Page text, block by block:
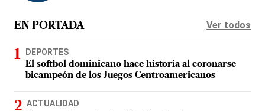
EN PORTADA Ver todos
DEPORTES
El softbol dominicano hace historia al coronarse
bicampeón de los Juegos Centroamericanos
ACTUALIDAD